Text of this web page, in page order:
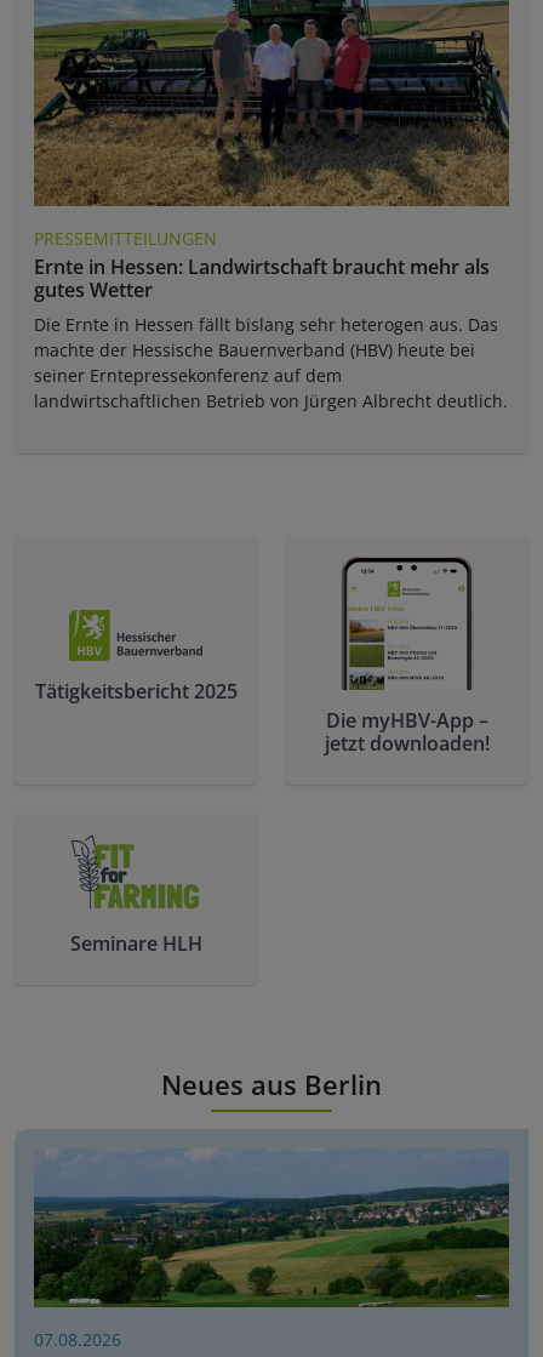
PRESSEMITTEILUNGEN
Ernte in Hessen: Landwirtschaft braucht mehr als
gutes Wetter
Die Ernte in Hessen fällt bislang sehr heterogen aus. Das
machte der Hessische Bauernverband (HBV) heute bei
seiner Erntepressekonferenz auf dem
landwirtschaftlichen Betrieb von Jürgen Albrecht deutlich.
Tätigkeitsbericht 2025
Die myHBV-App –
jetzt downloaden!
Seminare HLH
Neues aus Berlin
07.08.2026